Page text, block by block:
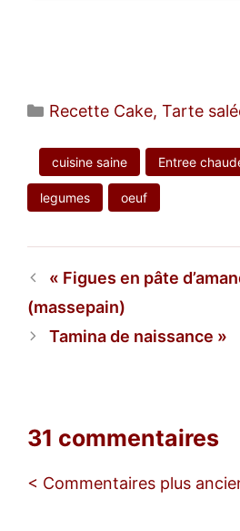
Catégories
Recette Cake, Tarte
cuisine saine Entree
legumes oeuf
Figues en pâte
(massepain)
Tamina de naissance
31 commentaires
Navigation
< Commentaires plus